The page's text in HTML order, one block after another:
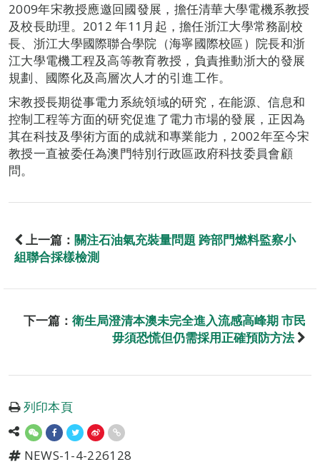
2009年宋教授應邀回國發展，擔任清華大學電機系教授
及校長助理。2012 年11月起，擔任浙江大學常務副校
長、浙江大學國際聯合學院（海寧國際校區）院長和浙
江大學電機工程及高等教育教授，負責推動浙大的發展
規劃、國際化及高層次人才的引進工作。
宋教授長期從事電力系統領域的研究，在能源、信息和
控制工程等方面的研究促進了電力市場的發展，正因為
其在科技及學術方面的成就和專業能力，2002年至今宋
教授一直被委任為澳門特別行政區政府科技委員會顧
問。
上一篇： 關注石油氣充裝量問題 跨部門燃料監察小
組聯合採樣檢測
下一篇： 衛生局澄清本澳未完全進入流感高峰期 市民
毋須恐慌但仍需採用正確預防方法
列印本頁
NEWS-1-4-226128